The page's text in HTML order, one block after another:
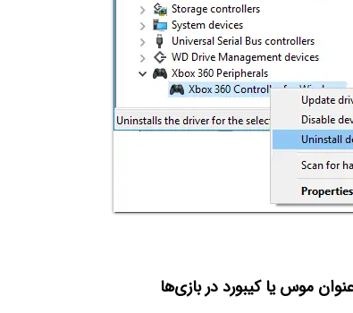
موس یا کیبورد در بازی‌ها